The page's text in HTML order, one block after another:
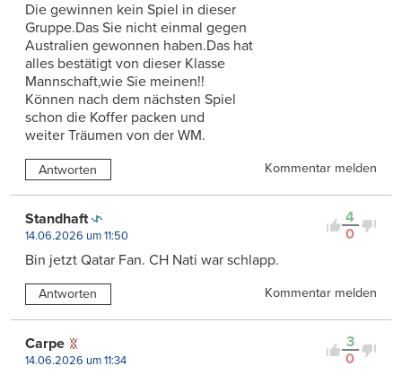
Die gewinnen kein Spiel in dieser
Gruppe.Das Sie nicht einmal gegen
Australien gewonnen haben.Das hat
alles bestätigt von dieser Klasse
Mannschaft,wie Sie meinen!!
Können nach dem nächsten Spiel
schon die Koffer packen und
weiter Träumen von der WM.
Antworten Kommentar melden
4
0
Standhaft
14.06.2026 um 11:50
Bin jetzt Qatar Fan. CH Nati war schlapp.
Antworten Kommentar melden
3
0
Carpe
14.06.2026 um 11:34